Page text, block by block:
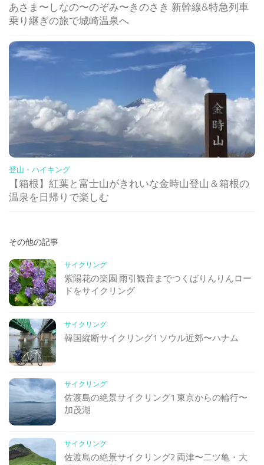
あさま〜しなの〜のぞみ〜きのさき 新幹線&特急列車
乗り継ぎの旅で城崎温泉へ
登山・ハイキング
【箱根】紅葉と富士山がきれいな金時山登山＆箱根の
温泉を日帰りで楽しむ
その他の記事
サイクリング
紫陽花の楽園 雨引観音までつくばりんりんロー
ドをサイクリング
サイクリング
韓国縦断サイクリング1 ソウル近郊〜ハナム
サイクリング
佐渡島の絶景サイクリング1 東京からの輪行〜
加茂湖
サイクリング
佐渡島の絶景サイクリング2 両津〜二ツ亀・大